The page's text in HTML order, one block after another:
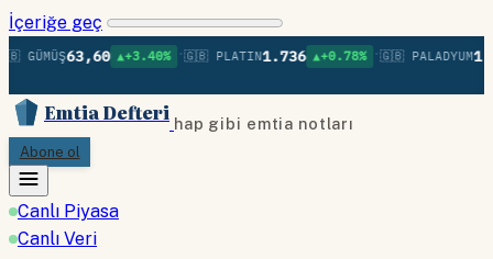
İçeriğe geç
63,60 ▲+3.40% •🇬🇧 PLATIN1.736 ▲+0.78% •🇬🇧 PALADYUM
Emtia Defteri hap gibi emtia notları
Abone ol
Canlı Piyasa
Canlı Veri